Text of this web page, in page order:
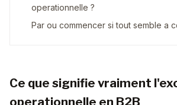
operationnelle ?
Par ou commencer si tout semble a
Ce que signifie vraiment
operationnelle en B2B